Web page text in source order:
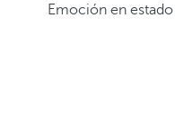
Emoción en